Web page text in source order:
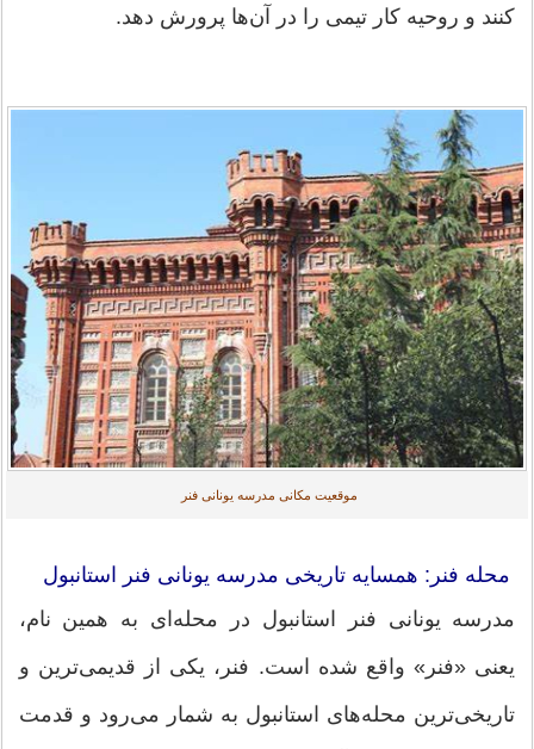
کنند و روحیه کار تیمی را در آن‌ها پرورش دهد.
موقعیت مکانی مدرسه یونانی فنر
محله فنر: همسایه تاریخی مدرسه یونانی فنر استانبول
مدرسه یونانی فنر استانبول در محله‌ای به همین نام،
یعنی «فنر» واقع شده است. فنر، یکی از قدیمی‌ترین و
تاریخی‌ترین محله‌های استانبول به شمار می‌رود و قدمت